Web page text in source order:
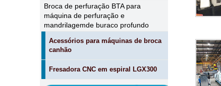
Broca de perfuração BTA para
máquina de perfuração e
mandrilagemde buraco profundo
Acessórios para máquinas de broca
canhão
Fresadora CNC em espiral LGX300